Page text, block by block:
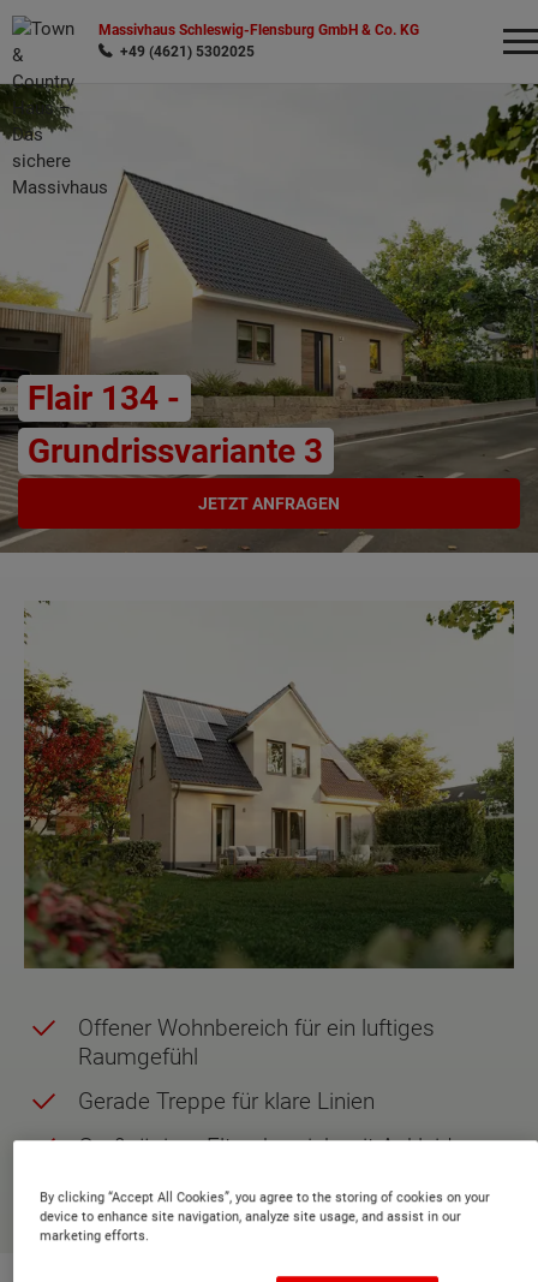
Massivhaus Schleswig-Flensburg GmbH & Co. KG
+49 (4621) 5302025
Flair 134 -
Grundrissvariante 3
JETZT ANFRAGEN
Offener Wohnbereich für ein luftiges
Raumgefühl
Gerade Treppe für klare Linien
Großzügiger Elternbereich mit Ankleide
JETZT ANFRAGEN
Wonach möchten Sie suchen?
By clicking “Accept All Cookies”, you agree to the storing of cookies on your
device to enhance site navigation, analyze site usage, and assist in our
marketing efforts.